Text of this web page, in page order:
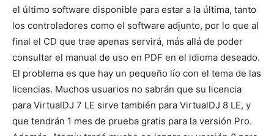
el último software disponible para estar a la última, tanto
los controladores como el software adjunto, por lo que al
final el CD que trae apenas servirá, más allá de poder
consultar el manual de uso en PDF en el idioma deseado.
El problema es que hay un pequeño lío con el tema de las
licencias. Muchos usuarios no sabrán que su licencia
para VirtualDJ 7 LE sirve también para VirtualDJ 8 LE, y
que tendrán 1 mes de prueba gratis para la versión Pro.